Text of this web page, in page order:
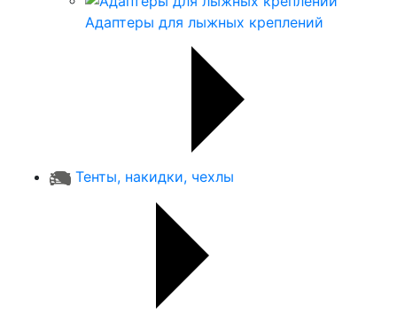
Адаптеры для лыжных креплений
Тенты, накидки, чехлы